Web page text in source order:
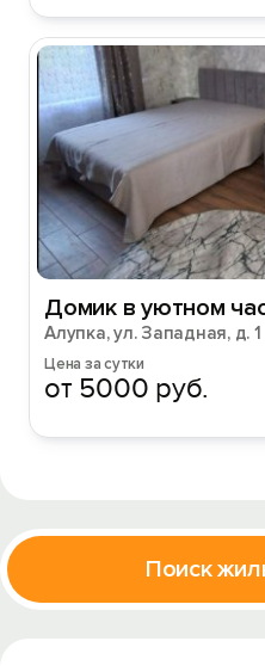
Домик в уютном
Алупка, ул. Западная, д. 1
Цена за сутки
от 5000 руб.
Поиск